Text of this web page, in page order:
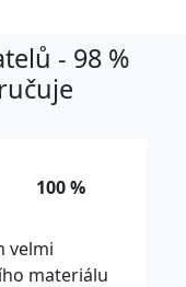
- 98 %
100 %
velmi
materiálu